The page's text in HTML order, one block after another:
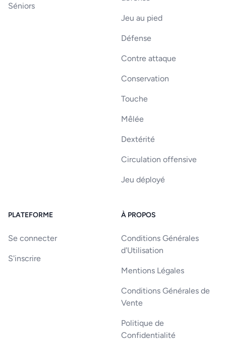
Séniors
Jeu au pied
Défense
Contre attaque
Conservation
Touche
Mêlée
Dextérité
Circulation offensive
Jeu déployé
PLATEFORME
Se connecter
S'inscrire
À PROPOS
Conditions Générales
d'Utilisation
Mentions Légales
Conditions Générales de
Vente
Politique de
Confidentialité